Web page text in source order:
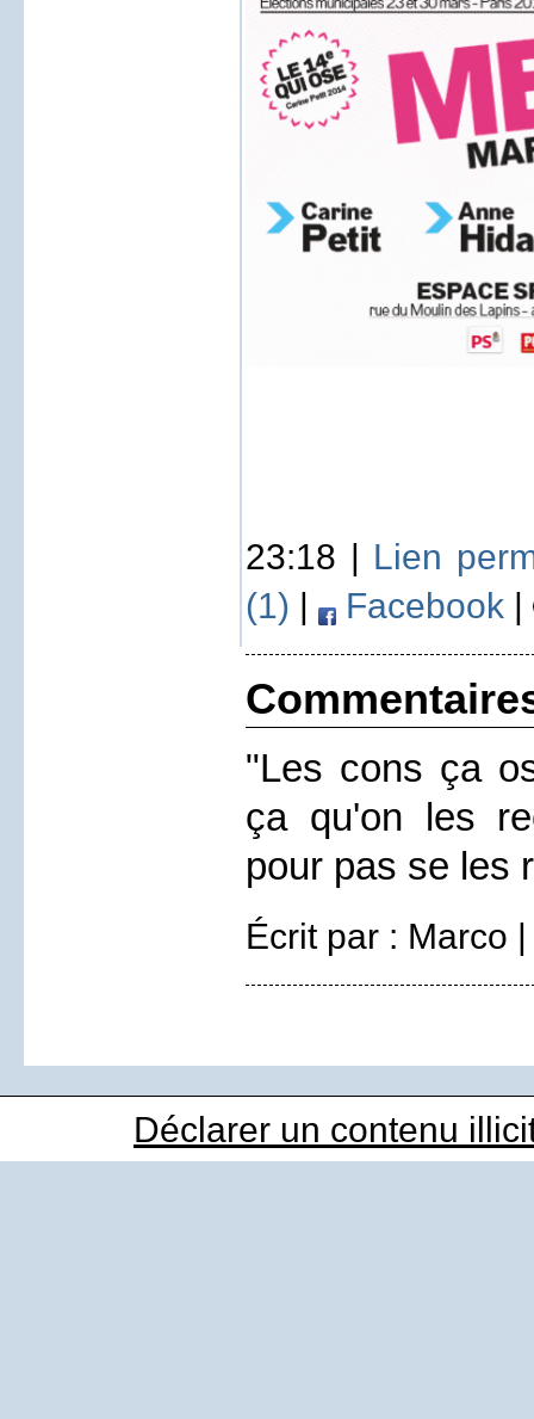
23:18 | Lien
(1) | Facebook |
"Les cons ça
ça qu'on les
pour pas se les
Écrit par : Marco
Déclarer un contenu